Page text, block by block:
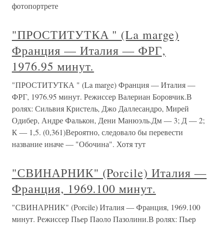
фотопортрете
"ПРОСТИТУТКА " (La marge)
Франция — Италия — ФРГ,
1976.95 минут.
"ПРОСТИТУТКА " (La marge) Франция — Италия —
ФРГ, 1976.95 минут. Режиссер Валериан Боровчик.В
ролях: Сильвия Кристель, Джо Даллесандро, Мирей
Одибер, Андре Фалькон, Дени Манюэль.Дм — 3; Д — 2;
К — 1,5. (0,361)Вероятно, следовало бы перевести
название иначе — "Обочина". Хотя тут
"СВИНАРНИК" (Porcile) Италия —
Франция, 1969.100 минут.
"СВИНАРНИК" (Porcile) Италия — Франция, 1969.100
минут. Режиссер Пьер Паоло Пазолини.В ролях: Пьер